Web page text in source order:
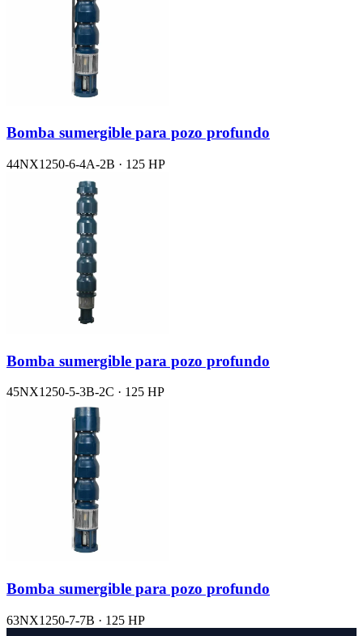
Bomba sumergible para pozo profundo
44NX1250-6-4A-2B · 125 HP
Bomba sumergible para pozo profundo
45NX1250-5-3B-2C · 125 HP
Bomba sumergible para pozo profundo
63NX1250-7-7B · 125 HP